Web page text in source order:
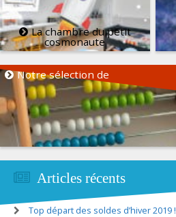
La chambre du petit
cosmonaute
Notre sélection de
Articles récents
Top départ des soldes d’hiver 2019 !